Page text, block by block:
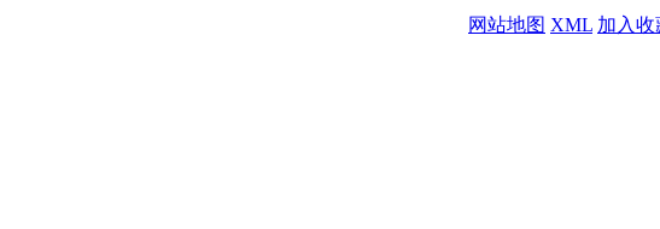
网站地图 XML 加入收